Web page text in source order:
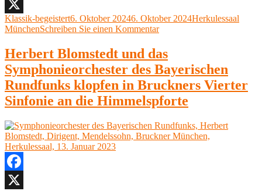
und
Marielle
Labèque
Herkulessaal,
3.
Oktober
2024“
Facebook
X
Autor
Klassik-begeistertVeröffentlicht
am
6. Oktober 20246. Oktober 2024Kategorien
Herkulessaal
MünchenSchreiben Sie einen Kommentarzu
Rattle
&
Katia
und
Marielle
München,
Herkulessaal,
3.
Herbert Blomstedt und das
Symphonieorchester des Bayerischen
Rundfunks klopfen in Bruckners Vierter
Sinfonie an die Himmelspforte
Facebook